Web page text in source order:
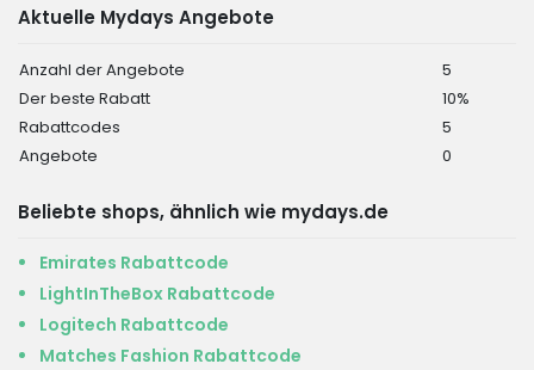
Aktuelle Mydays Angebote
Anzahl der Angebote
5
Der beste Rabatt
10%
Rabattcodes
5
Angebote
0
Beliebte shops, ähnlich wie mydays.de
Emirates Rabattcode
LightInTheBox Rabattcode
Logitech Rabattcode
Matches Fashion Rabattcode